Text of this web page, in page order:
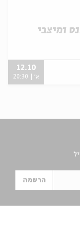
ומיצבי
12.10
א' | 20:30
הרשמה